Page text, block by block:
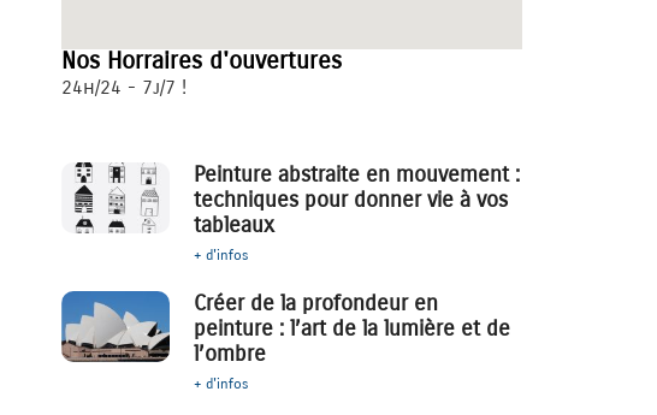
Nos Horraires d'ouvertures
24h/24 - 7j/7 !
Peinture abstraite en mouvement :
techniques pour donner vie à vos
tableaux
+ d'infos
Créer de la profondeur en
peinture : l’art de la lumière et de
l’ombre
+ d'infos